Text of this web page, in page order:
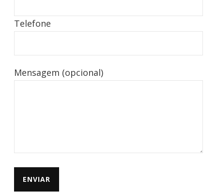
Telefone
Mensagem (opcional)